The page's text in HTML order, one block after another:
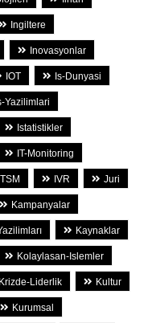
Ingiltere
Inovasyonlar
IOT Is-Dunyasi
Yazilimlari
Istatistikler
IT-Monitoring
IVR Juri
Kampanyalar
Kaynaklar
Kolaylasan-Islemler
Krizde-Liderlik Kultur
Kurumsal